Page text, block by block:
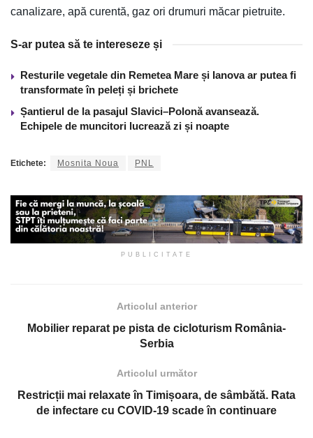
canalizare, apă curentă, gaz ori drumuri măcar pietruite.
S-ar putea să te intereseze și
Resturile vegetale din Remetea Mare și Ianova ar putea fi
transformate în peleți și brichete
Șantierul de la pasajul Slavici–Polonă avansează.
Echipele de muncitori lucrează zi și noapte
Etichete: Mosnita Noua PNL
PUBLICITATE
Articolul anterior
Mobilier reparat pe pista de cicloturism România-
Serbia
Articolul următor
Restricții mai relaxate în Timișoara, de sâmbătă. Rata
de infectare cu COVID-19 scade în continuare